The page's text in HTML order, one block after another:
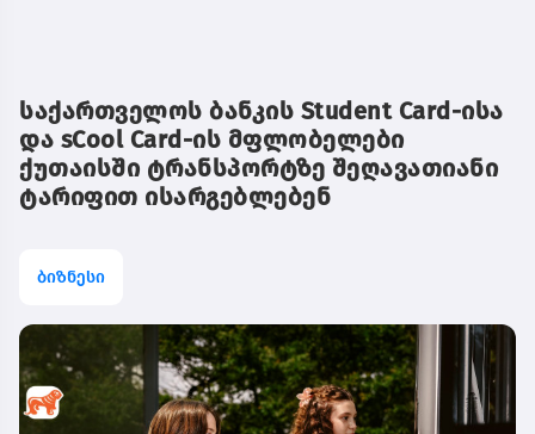
საქართველოს ბანკის Student Card-ისა
და sCool Card-ის მფლობელები
ქუთაისში ტრანსპორტზე შეღავათიანი
ტარიფით ისარგებლებენ
ბიზნესი